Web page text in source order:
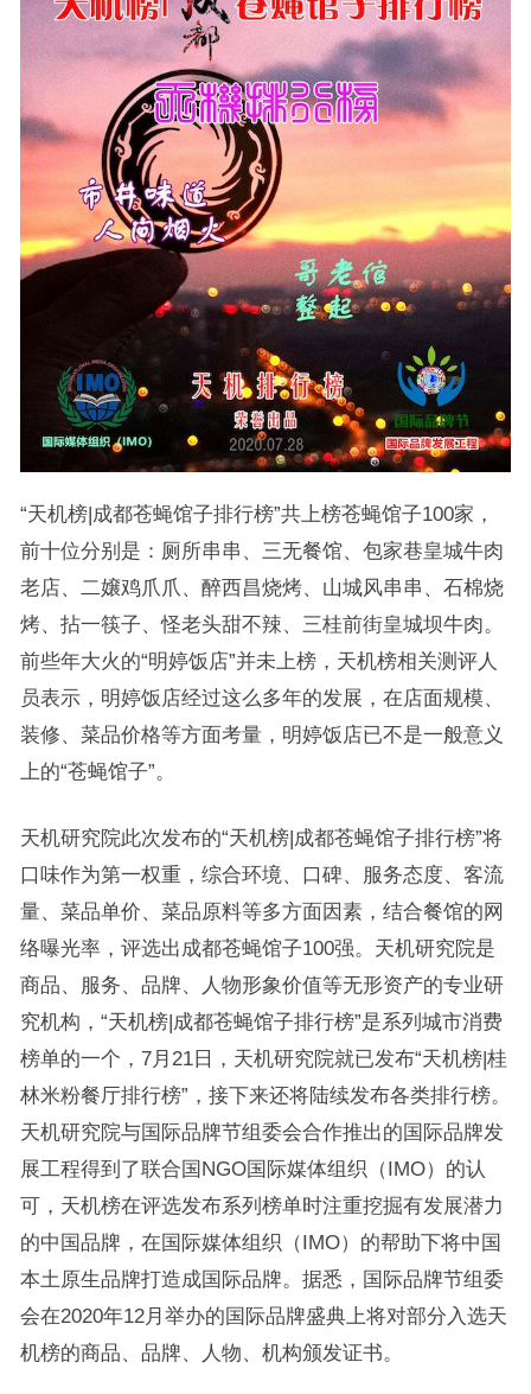
“天机榜|成都苍蝇馆子排行榜”共上榜苍蝇馆子100家，
前十位分别是：厕所串串、三无餐馆、包家巷皇城牛肉
老店、二嬢鸡爪爪、醉西昌烧烤、山城风串串、石棉烧
烤、拈一筷子、怪老头甜不辣、三桂前街皇城坝牛肉。
前些年大火的“明婷饭店”并未上榜，天机榜相关测评人
员表示，明婷饭店经过这么多年的发展，在店面规模、
装修、菜品价格等方面考量，明婷饭店已不是一般意义
上的“苍蝇馆子”。
天机研究院此次发布的“天机榜|成都苍蝇馆子排行榜”将
口味作为第一权重，综合环境、口碑、服务态度、客流
量、菜品单价、菜品原料等多方面因素，结合餐馆的网
络曝光率，评选出成都苍蝇馆子100强。天机研究院是
商品、服务、品牌、人物形象价值等无形资产的专业研
究机构，“天机榜|成都苍蝇馆子排行榜”是系列城市消费
榜单的一个，7月21日，天机研究院就已发布“天机榜|桂
林米粉餐厅排行榜”，接下来还将陆续发布各类排行榜。
天机研究院与国际品牌节组委会合作推出的国际品牌发
展工程得到了联合国NGO国际媒体组织（IMO）的认
可，天机榜在评选发布系列榜单时注重挖掘有发展潜力
的中国品牌，在国际媒体组织（IMO）的帮助下将中国
本土原生品牌打造成国际品牌。据悉，国际品牌节组委
会在2020年12月举办的国际品牌盛典上将对部分入选天
机榜的商品、品牌、人物、机构颁发证书。